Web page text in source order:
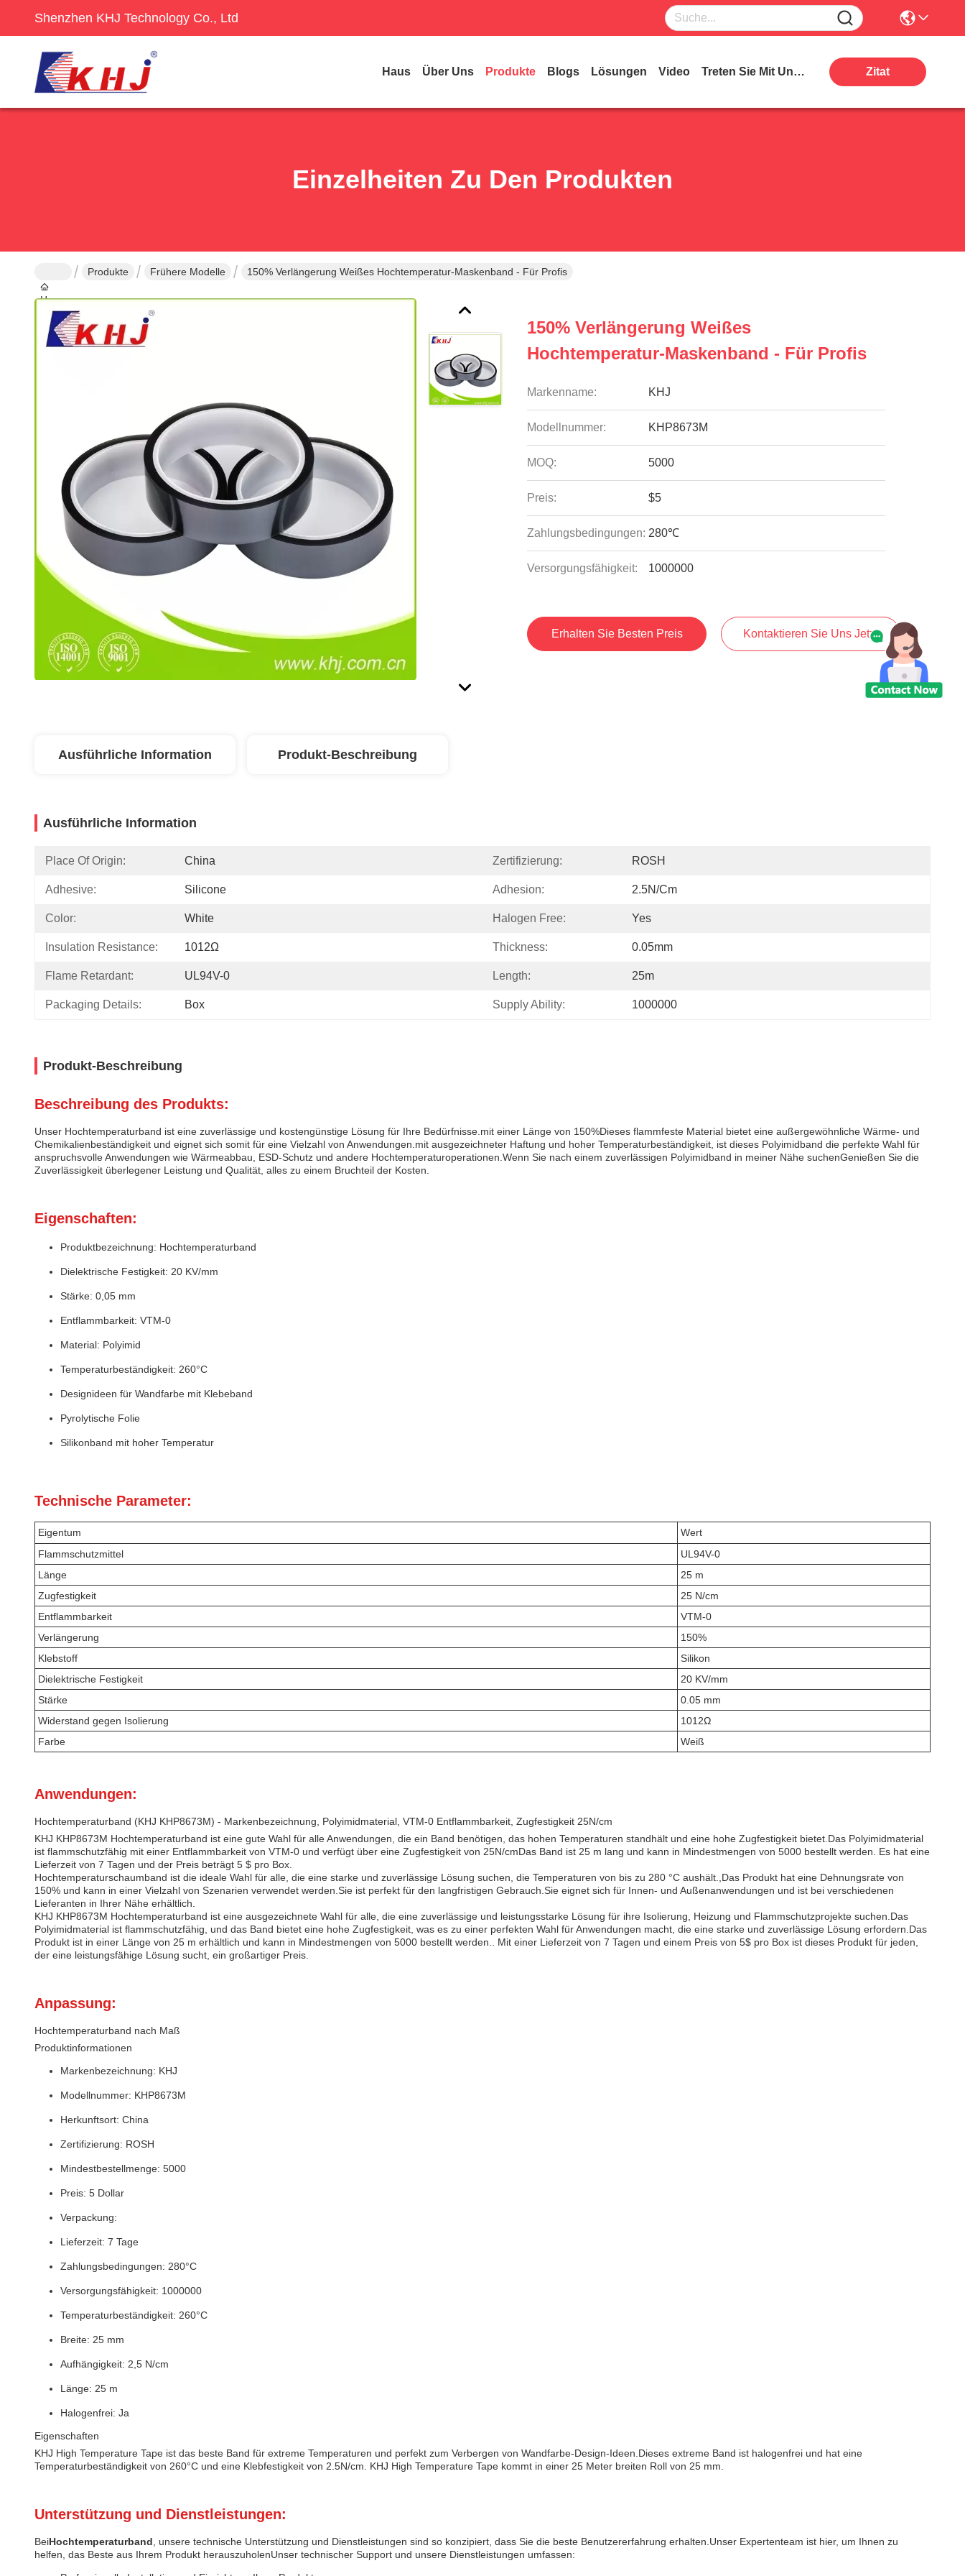
Shenzhen KHJ Technology Co., Ltd
Haus Über Uns Produkte Blogs Lösungen Video Treten Sie Mit Uns In Verbindung Zitat
Einzelheiten Zu Den Produkten
Haus
Produkte Frühere Modelle 150% Verlängerung Weißes Hochtemperatur-Maskenband - Für Profis
150% Verlängerung Weißes
Hochtemperatur-Maskenband - Für Profis
Markenname: KHJ
Modellnummer: KHP8673M
MOQ: 5000
Preis: $5
Zahlungsbedingungen: 280℃
Versorgungsfähigkeit: 1000000
Erhalten Sie Besten Preis Kontaktieren Sie Uns Jetzt
Ausführliche Information Produkt-Beschreibung
Ausführliche Information
Place Of Origin: China Zertifizierung: ROSH
Adhesive: Silicone Adhesion: 2.5N/cm
Color: White Halogen Free: Yes
Insulation Resistance: 1012Ω Thickness: 0.05mm
Flame Retardant: UL94V-0 Length: 25m
Packaging Details: Box Supply Ability: 1000000
Produkt-Beschreibung
Beschreibung des Produkts:
Unser Hochtemperaturband ist eine zuverlässige und kostengünstige Lösung für Ihre Bedürfnisse.mit einer Länge von 150%Dieses flammfeste Material bietet eine außergewöhnliche Wärme- und
Chemikalienbeständigkeit und eignet sich somit für eine Vielzahl von Anwendungen.mit ausgezeichneter Haftung und hoher Temperaturbeständigkeit, ist dieses Polyimidband die perfekte Wahl für
anspruchsvolle Anwendungen wie Wärmeabbau, ESD-Schutz und andere Hochtemperaturoperationen.Wenn Sie nach einem zuverlässigen Polyimidband in meiner Nähe suchenGenießen Sie die
Zuverlässigkeit überlegener Leistung und Qualität, alles zu einem Bruchteil der Kosten.
Eigenschaften:
Produktbezeichnung: Hochtemperaturband
Dielektrische Festigkeit: 20 KV/mm
Stärke: 0,05 mm
Entflammbarkeit: VTM-0
Material: Polyimid
Temperaturbeständigkeit: 260°C
Designideen für Wandfarbe mit Klebeband
Pyrolytische Folie
Silikonband mit hoher Temperatur
Technische Parameter:
Eigentum
Wert
Flammschutzmittel
UL94V-0
Länge
25 m
Zugfestigkeit
25 N/cm
Entflammbarkeit
VTM-0
Verlängerung
150%
Klebstoff
Silikon
Dielektrische Festigkeit
20 KV/mm
Stärke
0.05 mm
Widerstand gegen Isolierung
1012Ω
Farbe
Weiß
Anwendungen:
Hochtemperaturband (KHJ KHP8673M) - Markenbezeichnung, Polyimidmaterial, VTM-0 Entflammbarkeit, Zugfestigkeit 25N/cm
KHJ KHP8673M Hochtemperaturband ist eine gute Wahl für alle Anwendungen, die ein Band benötigen, das hohen Temperaturen standhält und eine hohe Zugfestigkeit bietet.Das Polyimidmaterial
ist flammschutzfähig mit einer Entflammbarkeit von VTM-0 und verfügt über eine Zugfestigkeit von 25N/cmDas Band ist 25 m lang und kann in Mindestmengen von 5000 bestellt werden. Es hat eine
Lieferzeit von 7 Tagen und der Preis beträgt 5 $ pro Box.
Hochtemperaturschaumband ist die ideale Wahl für alle, die eine starke und zuverlässige Lösung suchen, die Temperaturen von bis zu 280 °C aushält.,Das Produkt hat eine Dehnungsrate von
150% und kann in einer Vielzahl von Szenarien verwendet werden.Sie ist perfekt für den langfristigen Gebrauch.Sie eignet sich für Innen- und Außenanwendungen und ist bei verschiedenen
Lieferanten in Ihrer Nähe erhältlich.
KHJ KHP8673M Hochtemperaturband ist eine ausgezeichnete Wahl für alle, die eine zuverlässige und leistungsstarke Lösung für ihre Isolierung, Heizung und Flammschutzprojekte suchen.Das
Polyimidmaterial ist flammschutzfähig, und das Band bietet eine hohe Zugfestigkeit, was es zu einer perfekten Wahl für Anwendungen macht, die eine starke und zuverlässige Lösung erfordern.Das
Produkt ist in einer Länge von 25 m erhältlich und kann in Mindestmengen von 5000 bestellt werden.. Mit einer Lieferzeit von 7 Tagen und einem Preis von 5$ pro Box ist dieses Produkt für jeden,
der eine leistungsfähige Lösung sucht, ein großartiger Preis.
Anpassung:
Hochtemperaturband nach Maß
Produktinformationen
Markenbezeichnung: KHJ
Modellnummer: KHP8673M
Herkunftsort: China
Zertifizierung: ROSH
Mindestbestellmenge: 5000
Preis: 5 Dollar
Verpackung:
Lieferzeit: 7 Tage
Zahlungsbedingungen: 280°C
Versorgungsfähigkeit: 1000000
Temperaturbeständigkeit: 260°C
Breite: 25 mm
Aufhängigkeit: 2,5 N/cm
Länge: 25 m
Halogenfrei: Ja
Eigenschaften
KHJ High Temperature Tape ist das beste Band für extreme Temperaturen und perfekt zum Verbergen von Wandfarbe-Design-Ideen.Dieses extreme Band ist halogenfrei und hat eine
Temperaturbeständigkeit von 260°C und eine Klebfestigkeit von 2.5N/cm. KHJ High Temperature Tape kommt in einer 25 Meter breiten Roll von 25 mm.
Unterstützung und Dienstleistungen:
BeiHochtemperaturband , unsere technische Unterstützung und Dienstleistungen sind so konzipiert, dass Sie die beste Benutzererfahrung erhalten.Unser Expertenteam ist hier, um Ihnen zu
helfen, das Beste aus Ihrem Produkt herauszuholenUnser technischer Support und unsere Dienstleistungen umfassen: